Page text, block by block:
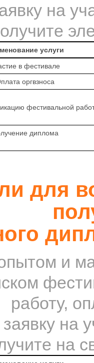
на
услуги
в фестивале
оргвзноса
фестивальной
диплома
для
и
работу,
заявку
на